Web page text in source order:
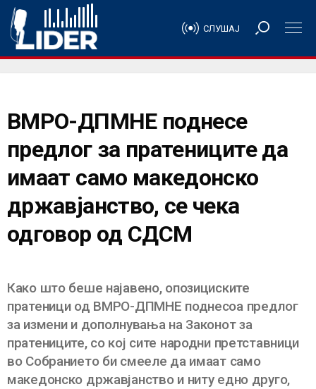
СЛУШАЈ
ВМРО-ДПМНЕ поднесе
предлог за пратениците да
имаат само македонско
државјанство, се чека
одговор од СДСМ
Како што беше најавено, опозициските
пратеници од ВМРО-ДПМНЕ поднесоа предлог
за измени и дополнувања на Законот за
пратениците, со кој сите народни претставници
во Собранието би смееле да имаат само
македонско државјанство и ниту едно друго,